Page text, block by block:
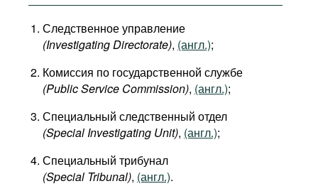
Следственное управление
(Investigating Directorate), (англ.);
Комиссия по государственной службе
(Public Service Commission), (англ.);
Специальный следственный отдел
(Special Investigating Unit), (англ.);
Специальный трибунал
(Special Tribunal), (англ.).